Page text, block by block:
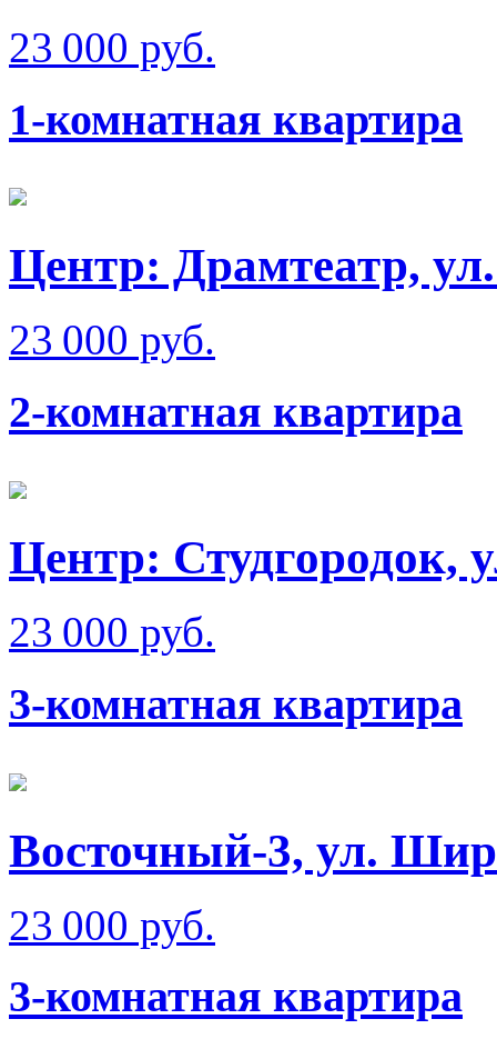
23 000 руб.
1-комнатная квартира
Центр: Драмтеатр,
23 000 руб.
2-комнатная квартира
Центр: Студгородок,
23 000 руб.
3-комнатная квартира
Восточный-3, ул.
23 000 руб.
3-комнатная квартира